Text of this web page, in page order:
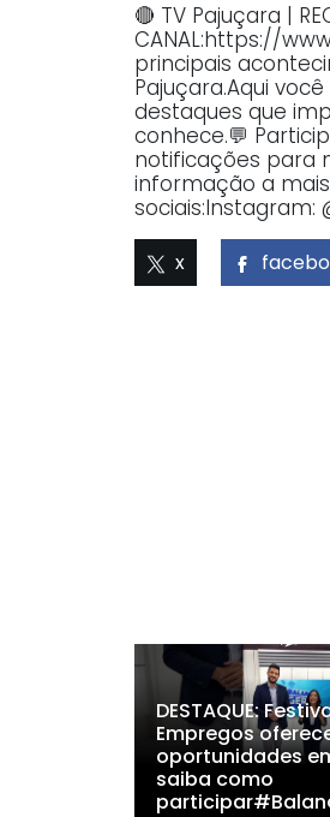
🔴 TV Pajuçara |
CANAL:https://
principais
Pajuçara.Aqui
destaques que
conhece.💬
notificações para
informação a
sociais:Instagram:
x
DESTAQUE:
Empregos
oportunidades
saiba como